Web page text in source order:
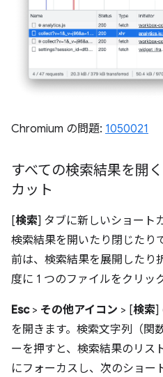
Chromium の問題: 1050021
すべての検索結果を開
カット
[検索] タブに新しいショート
検索結果を開いたり閉じたり
前は、検索結果を展開したり
度に 1 つのファイルをクリッ
Esc> その他アイコン > [検索]
を開きます。検索文字列（関
ーを押すと、検索結果のリス
にフォーカスし、次のショー